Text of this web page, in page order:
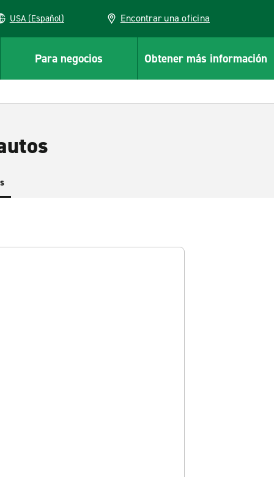
USA (Español) Encontrar una oficina
Para negocios Obtener más información